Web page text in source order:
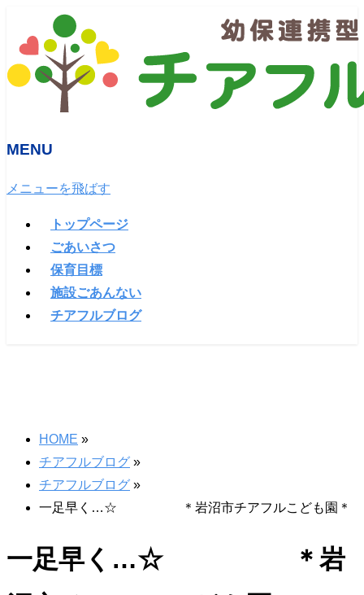
MENU
メニューを飛ばす
トップページ
ごあいさつ
保育目標
施設ごあんない
チアフルブログ
HOME »
チアフルブログ »
チアフルブログ »
一足早く…☆ ＊岩沼市チアフルこども園＊
一足早く…☆ ＊岩